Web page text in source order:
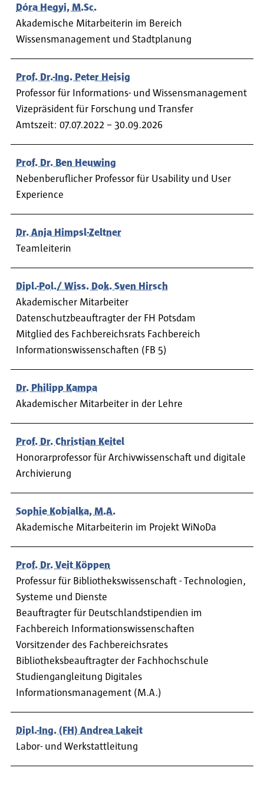
Dóra Hegyi, M.Sc.
Akademische Mitarbeiterin im Bereich
Wissensmanagement und Stadtplanung
Prof. Dr.-Ing. Peter Heisig
Professor für Informations- und Wissensmanagement
Vizepräsident für Forschung und Transfer
Amtszeit: 07.07.2022 – 30.09.2026
Prof. Dr. Ben Heuwing
Nebenberuflicher Professor für Usability und User
Experience
Dr. Anja Himpsl-Zeltner
Teamleiterin
Dipl.-Pol./ Wiss. Dok. Sven Hirsch
Akademischer Mitarbeiter
Datenschutzbeauftragter der FH Potsdam
Mitglied des Fachbereichsrats Fachbereich
Informationswissenschaften (FB 5)
Dr. Philipp Kampa
Akademischer Mitarbeiter in der Lehre
Prof. Dr. Christian Keitel
Honorarprofessor für Archivwissenschaft und digitale
Archivierung
Sophie Kobialka, M.A.
Akademische Mitarbeiterin im Projekt WiNoDa
Prof. Dr. Veit Köppen
Professur für Bibliothekswissenschaft - Technologien,
Systeme und Dienste
Beauftragter für Deutschlandstipendien im
Fachbereich Informationswissenschaften
Vorsitzender des Fachbereichsrates
Bibliotheksbeauftragter der Fachhochschule
Studiengangleitung Digitales
Informationsmanagement (M.A.)
Dipl.-Ing. (FH) Andrea Lakeit
Labor- und Werkstattleitung